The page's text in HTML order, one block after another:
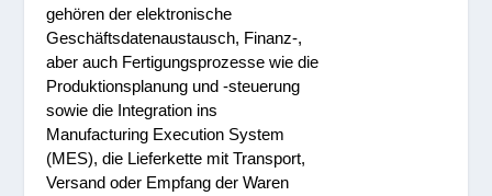
gehören der elektronische
Geschäftsdatenaustausch, Finanz-,
aber auch Fertigungsprozesse wie die
Produktionsplanung und -steuerung
sowie die Integration ins
Manufacturing Execution System
(MES), die Lieferkette mit Transport,
Versand oder Empfang der Waren